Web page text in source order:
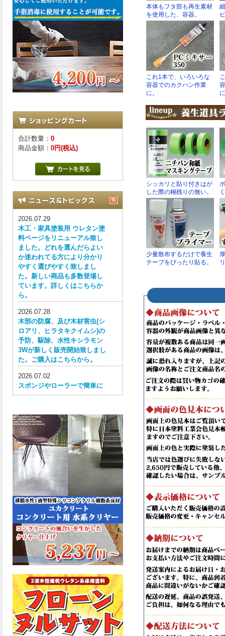
合計数量： 0
商品金額： 0円(税込)
2026.07.29
木工・家具塗装用 ウレタン塗
料ページをリニューアル致し
ました。どれを選んだらよい
か迷われてる方により分かり
やすく選びやすく致しまし
た。新しい商品も多数登場し
ています。詳しくはこちらか
ら。
2026.07.28
木部の防腐、及び木材害虫(シ
ロアリ、ヒラタキクイムシ)の
予防、駆除、水性キシラモン
3Wが新しく販売開始致しまし
た。ご購入はこちらから。
2026.07.02
スポンジやローラーで簡単に
塗ってはがせる目かくし用水
イントが新しく販売開始致し
ました。ご購入はこちらか
ら。
2026.06.30
ウレタン特有の網目構造の反
応塗膜は、強靭で耐衝撃性、
耐擦り傷性、耐摩耗性に優れ
た機能を発揮、フローンフル
トップが新しく販売開始致し
ました。ご購入はこちらか
ら。
2026.06.29
コストを重視しした材料で、
優れた性能と高品質で高度な
防水機能を発揮、フローン12
た。ご購入はこちらから。
2026.06.29
数多くの施工実績を持つ信頼
性の高い塗材 優れた性能と高
品質で高度な防水機能を発